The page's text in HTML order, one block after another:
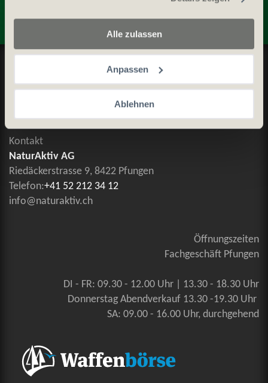
Alle zulassen
Anpassen
Ablehnen
Datenschutz und Cookie-Richtlinien
Kontaktieren Sie uns
Kontakt
NaturAktiv AG
Riedäckerstrasse 9, 8422 Pfungen
Telefon:+41 52 212 34 12
info@naturaktiv.ch
Öffnungszeiten
Fachgeschäft Pfungen
DI - FR: 09.30 - 12.00 Uhr | 13.30 - 18.30 Uhr
Donnerstag Abendverkauf 13.30 -19.30 Uhr
SA: 09.00 - 16.00 Uhr, durchgehend